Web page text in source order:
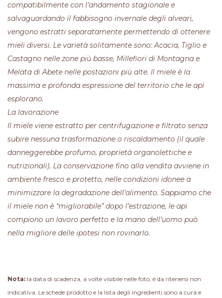
compatibilmente con l’andamento stagionale e
salvaguardando il fabbisogno invernale degli alveari,
vengono estratti separatamente permettendo di ottenere
mieli diversi. Le varietà solitamente sono: Acacia, Tiglio e
Castagno nelle zone più basse, Millefiori di Montagna e
Melata di Abete nelle postazioni più alte. Il miele è la
massima e profonda espressione del territorio che le api
esplorano.
La lavorazione
Il miele viene estratto per centrifugazione e filtrato senza
subire nessuna trasformazione o riscaldamento (il quale
danneggerebbe profumo, proprietà organolettiche e
nutrizionali). La conservazione fino alla vendita avviene in
ambiente fresco e protetto, nelle condizioni idonee a
minimizzare la degradazione dell’alimento. Sappiamo che
il miele non è “migliorabile” dopo l’estrazione, le api
compiono un lavoro perfetto e la mano dell’uomo può
nella migliore delle ipotesi non rovinarlo.
Nota: la data di scadenza, a volte visibile nelle foto, è da ritenersi non
indicativa. Le schede prodotto e la lista degli ingredienti sono a cura e